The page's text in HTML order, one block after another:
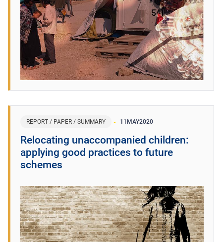
REPORT / PAPER / SUMMARY 11 MAY2020
Relocating unaccompanied children:
applying good practices to future
schemes